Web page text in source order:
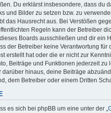
Du erklärst insbesondere, dass du
und Bilder zu setzen bzw. zu
das Hausrecht aus. Bei Verstößen
Regeln kann der Betreiber
Boards ausschließen und dir ein
der Betreiber keine Verantwortung für
erstellt hat oder die er nicht zur
Beiträge und Funktionen jederzeit zu
darüber hinaus, deine Beiträge
dem Betreiber oder einem Dritten
es sich bei phpBB um eine unter der „